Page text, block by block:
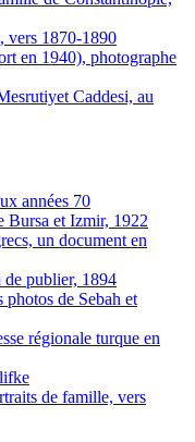
vers 1870-1890
en 1940), photographe
Caddesi, au
années 70
Bursa et Izmir, 1922
un document en
de publier, 1894
photos de Sebah et
régionale turque en
de famille, vers